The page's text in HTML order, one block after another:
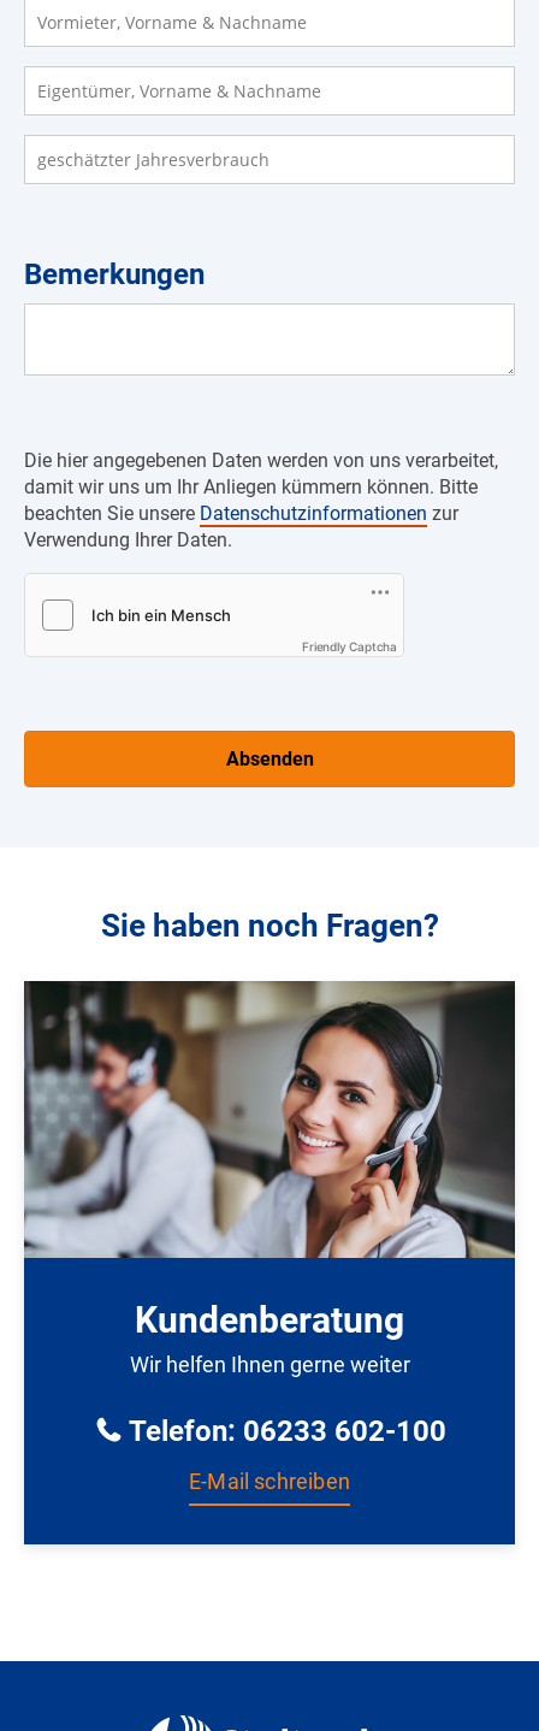
Eigentümer, Vorname & Nachname
geschätzter Jahresverbrauch
Bemerkungen
Bemerkungen
Die hier angegebenen Daten werden von uns verarbeitet,
damit wir uns um Ihr Anliegen kümmern können. Bitte
beachten Sie unsere Datenschutzinformationen zur
Verwendung Ihrer Daten.
Code aus dem Bild eingeben*
Friendly Captcha
Absenden
Sie haben noch Fragen?
Kundenberatung
Wir helfen Ihnen gerne weiter
Telefon: 06233 602-100
E-Mail schreiben